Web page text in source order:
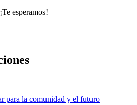
¡Te esperamos!
para la comunidad y el futuro